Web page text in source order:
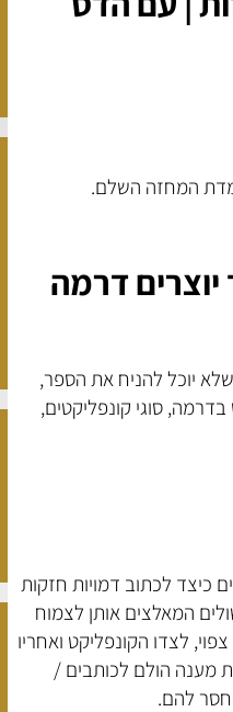
המחזה השלם.
דרמה
יוכל להניח את הספר,
סוגי קונפליקטים,
לכתוב דמויות חזקות
המאלצים אותן לצמוח
לצדו הקונפליקט ואחריו
מענה הולם לכותבים /
להם.